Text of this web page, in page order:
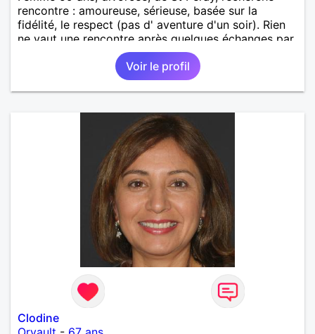
rencontre : amoureuse, sérieuse, basée sur la
fidélité, le respect (pas d' aventure d'un soir). Rien
ne vaut une rencontre après quelques échanges par
messages pour savoir si il y a un feeling entre les
deux et le désir de se revoir. Au plaisir de se
Voir le profil
Clodine